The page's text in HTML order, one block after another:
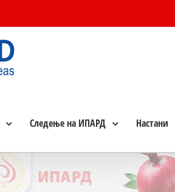
Следење на ИПАРД Настани